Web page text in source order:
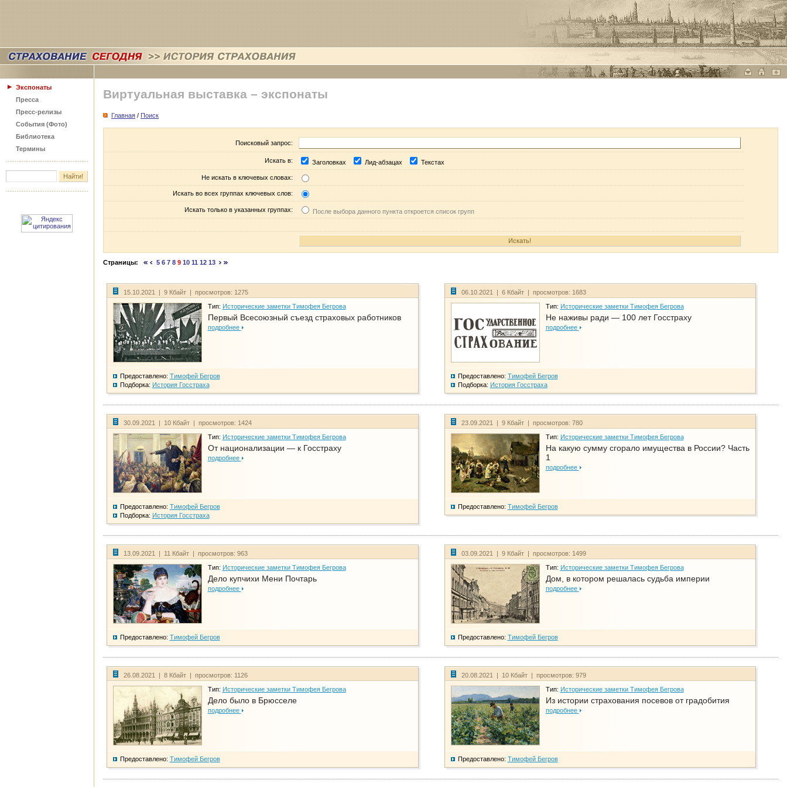
Экспонаты
Пресса
Пресс-релизы
События (Фото)
Библиотека
Термины
Виртуальная выставка – экспонаты
Главная / Поиск
Поисковый запрос:
Искать в: Заголовках Лид-абзацах Текстах
Не искать в ключевых словах:
Искать во всех группах ключевых слов:
Искать только в указанных группах: После выбора данного пункта откроется список групп
Страницы: 5 6 7 8 9 10 11 12 13
15.10.2021 | 9 Кбайт | просмотров: 1275
Тип: Исторические заметки Тимофея Бегрова
Первый Всесоюзный съезд страховых работников
подробнее
Предоставлено: Тимофей Бегров
Подборка: История Госстраха
06.10.2021 | 6 Кбайт | просмотров: 1683
Тип: Исторические заметки Тимофея Бегрова
Не наживы ради — 100 лет Госстраху
подробнее
Предоставлено: Тимофей Бегров
Подборка: История Госстраха
30.09.2021 | 10 Кбайт | просмотров: 1424
Тип: Исторические заметки Тимофея Бегрова
От национализации — к Госстраху
подробнее
Предоставлено: Тимофей Бегров
Подборка: История Госстраха
23.09.2021 | 9 Кбайт | просмотров: 780
Тип: Исторические заметки Тимофея Бегрова
На какую сумму сгорало имущества в России? Часть
1
подробнее
Предоставлено: Тимофей Бегров
13.09.2021 | 11 Кбайт | просмотров: 963
Тип: Исторические заметки Тимофея Бегрова
Дело купчихи Мени Почтарь
подробнее
Предоставлено: Тимофей Бегров
03.09.2021 | 9 Кбайт | просмотров: 1499
Тип: Исторические заметки Тимофея Бегрова
Дом, в котором решалась судьба империи
подробнее
Предоставлено: Тимофей Бегров
26.08.2021 | 8 Кбайт | просмотров: 1126
Тип: Исторические заметки Тимофея Бегрова
Дело было в Брюсселе
подробнее
Предоставлено: Тимофей Бегров
20.08.2021 | 10 Кбайт | просмотров: 979
Тип: Исторические заметки Тимофея Бегрова
Из истории страхования посевов от градобития
подробнее
Предоставлено: Тимофей Бегров